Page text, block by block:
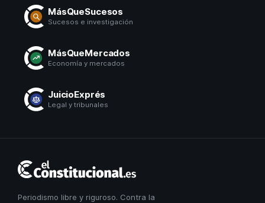
MásQueSucesos
Sucesos e investigación
MásQueMercados
Economía y mercados
JuicioExprés
Legal y tribunales
Constitucional
Periodismo libre y riguroso. Contra la